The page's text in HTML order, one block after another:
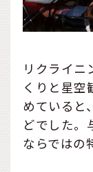
リクライニ
くりと星空
めていると
どでした。
ならではの